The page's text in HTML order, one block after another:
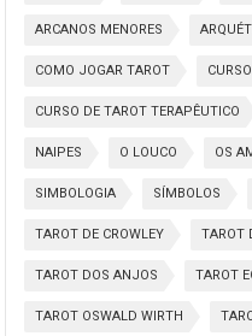
ARCANOS MENORES
COMO JOGAR TAROT
CURSO DE TAROT TERAPÊUTICO
NAIPES O LOUCO OS
SIMBOLOGIA SÍMBOLOS
TAROT DE CROWLEY TAROT
TAROT DOS ANJOS TAROT
TAROT OSWALD WIRTH